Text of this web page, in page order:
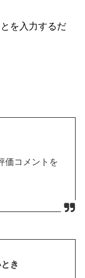
を入力するだ
価コメントを
き